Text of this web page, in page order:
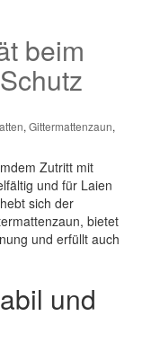
beim
, Gittermattenzaun,
Zutritt mit
und für Laien
sich der
bietet
und erfüllt auch
und